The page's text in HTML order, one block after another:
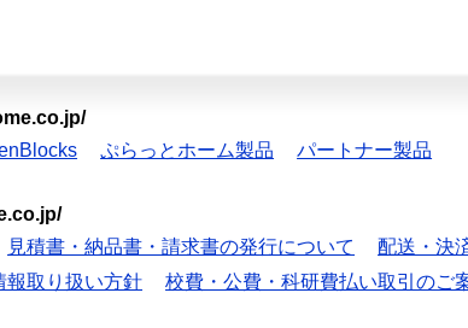
ぷらっとホーム製品 パートナー製品
見積書・納品書・請求書の発行について 配送・決
報取り扱い方針 校費・公費・科研費払い取引のご